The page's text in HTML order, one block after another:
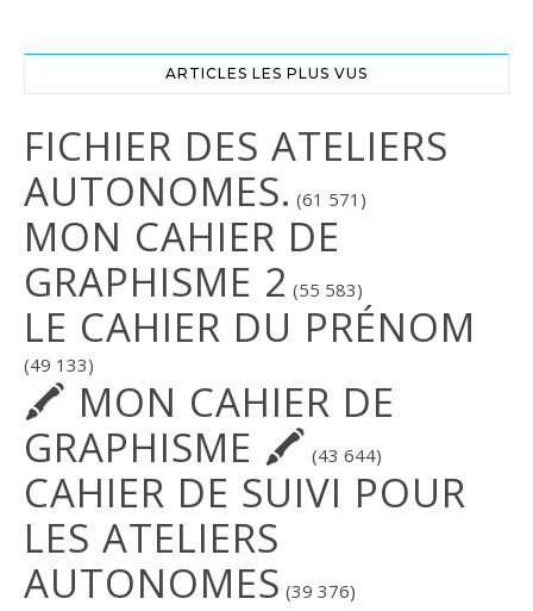
ARTICLES LES PLUS VUS
FICHIER DES ATELIERS
AUTONOMES. (61 571)
MON CAHIER DE
GRAPHISME 2 (55 583)
LE CAHIER DU PRÉNOM
(49 133)
🖍 MON CAHIER DE
GRAPHISME 🖍 (43 644)
CAHIER DE SUIVI POUR
LES ATELIERS
AUTONOMES (39 376)